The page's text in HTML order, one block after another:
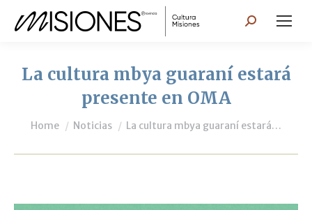
Search:
La cultura mbya guaraní estará
presente en OMA
You are here:
Home Noticias La cultura mbya guaraní estará…